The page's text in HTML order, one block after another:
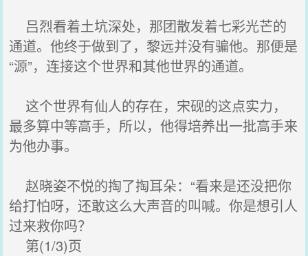
吕烈看着土坑深处，那团散发着七彩光芒的
通道。他终于做到了，黎远并没有骗他。那便是
“源”，连接这个世界和其他世界的通道。
这个世界有仙人的存在，宋砚的这点实力，
最多算中等高手，所以，他得培养出一批高手来
为他办事。
赵晓姿不悦的掏了掏耳朵：“看来是还没把你
给打怕呀，还敢这么大声音的叫喊。你是想引人
过来救你吗？
第(1/3)页